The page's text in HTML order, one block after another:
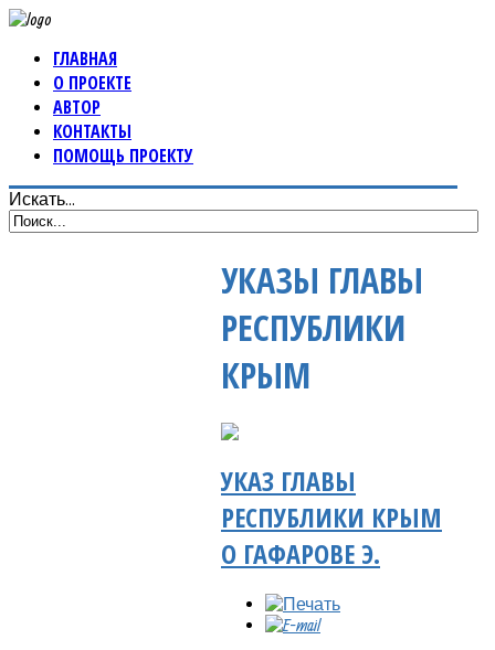
ГЛАВНАЯ
О ПРОЕКТЕ
АВТОР
КОНТАКТЫ
ПОМОЩЬ ПРОЕКТУ
Искать...
УКАЗЫ ГЛАВЫ
РЕСПУБЛИКИ
КРЫМ
УКАЗ ГЛАВЫ
РЕСПУБЛИКИ КРЫМ
О ГАФАРОВЕ Э.